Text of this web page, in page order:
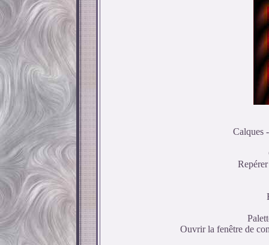
Calques
Ouvrir la fenêtre de